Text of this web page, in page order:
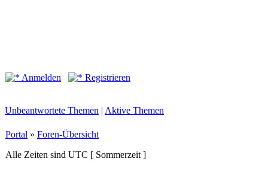
Anmelden Registrieren
Unbeantwortete Themen | Aktive Themen
Portal » Foren-Übersicht
Alle Zeiten sind UTC [ Sommerzeit ]